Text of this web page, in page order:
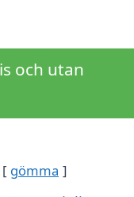
och utan
gömma